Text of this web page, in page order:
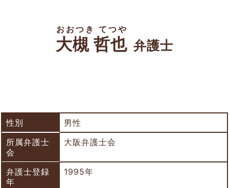
大槻 哲也
おおつき てつや
弁護士
性別
男性
所属弁護士
会
大阪弁護士会
弁護士登録
年
1995年